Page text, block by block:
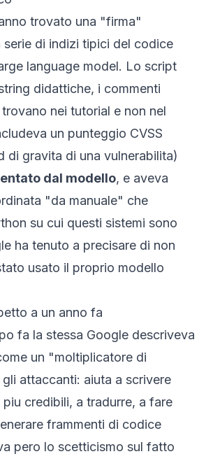
trovato una "firma"
serie di indizi tipici del codice
language model. Lo script
didattiche, i commenti
nei tutorial e non nel
un punteggio CVSS
di gravita di una vulnerabilita)
dal modello, e aveva
"da manuale" che
su cui questi sistemi sono
ha tenuto a precisare di non
usato il proprio modello
a un anno fa
fa la stessa Google descriveva
un "moltiplicatore di
attaccanti: aiuta a scrivere
credibili, a tradurre, a fare
frammenti di codice
pero lo scetticismo sul fatto